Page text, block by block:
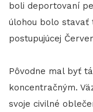
boli deportovaní
úlohou bolo stavať
postupujúcej
Pôvodne mal byť
koncentračným.
svoje civilné